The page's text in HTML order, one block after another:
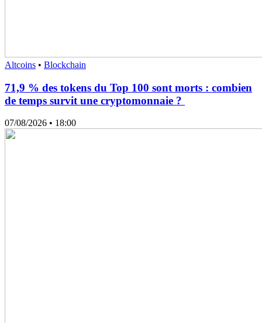
Altcoins • Blockchain
71,9 % des tokens du Top 100 sont morts : combien
de temps survit une cryptomonnaie ?
07/08/2026 • 18:00